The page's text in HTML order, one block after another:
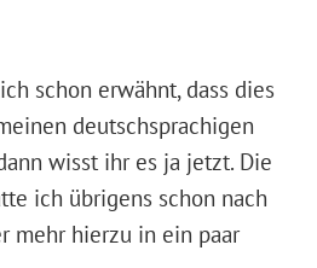
schon erwähnt, dass dies
deutschsprachigen
wisst ihr es ja jetzt. Die
ich übrigens schon nach
mehr hierzu in ein paar